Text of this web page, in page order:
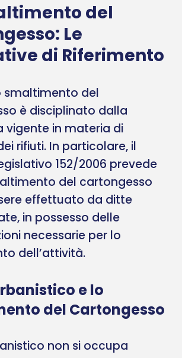
del
Le
di Riferimento
smaltimento del
è disciplinato dalla
vigente in materia di
rifiuti. In particolare, il
152/2006 prevede
del cartongesso
effettuato da ditte
in possesso delle
necessarie per lo
dell’attività.
e lo
del Cartongesso
non si occupa